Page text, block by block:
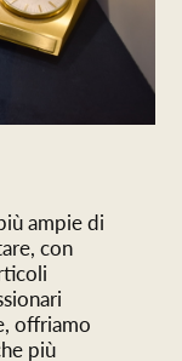
ampie di
con
offriamo
più